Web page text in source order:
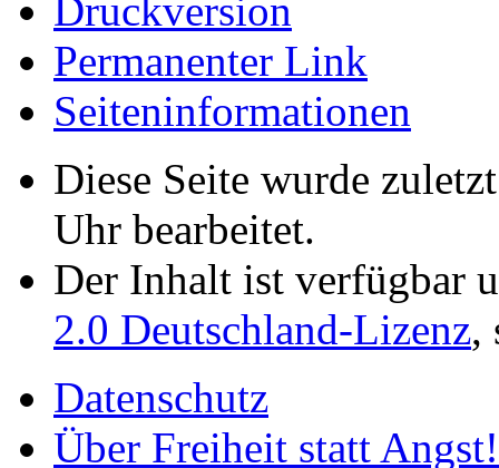
Druckversion
Permanenter Link
Seiten­­informationen
Diese Seite wurde
Uhr bearbeitet.
Der Inhalt ist verfügbar
2.0 Deutschland-Lizenz,
Datenschutz
Über Freiheit statt Angst!